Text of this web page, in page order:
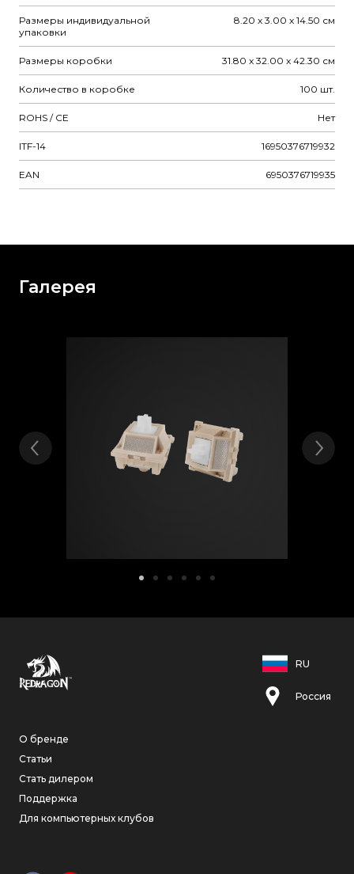
Размеры индивидуальной
упаковки
8.20 x 3.00 x 14.50 см
Размеры коробки 31.80 x 32.00 x 42.30 см
Количество в коробке 100 шт.
ROHS / CE Нет
ITF-14 16950376719932
EAN 6950376719935
Галерея
О бренде
Статьи
Стать дилером
Поддержка
Для компьютерных клубов
RU
Россия